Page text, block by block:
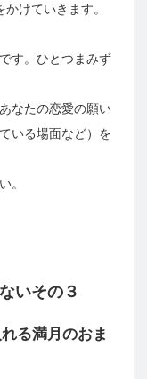
けていきます。
す。ひとつまみず
なたの恋愛の願い
いる場面など）を
。
いその３
る満月のおま